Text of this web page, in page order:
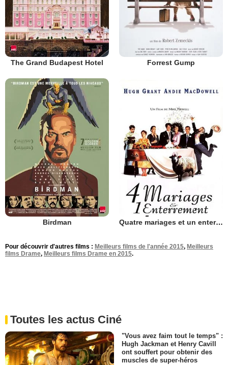
The Grand Budapest Hotel Forrest Gump
Birdman Quatre mariages et un enterrement
Pour découvrir d'autres films : Meilleurs films de l'année 2015, Meilleurs
films Drame, Meilleurs films Drame en 2015.
Toutes les actus Ciné
"Vous avez faim tout le temps" :
Hugh Jackman et Henry Cavill
ont souffert pour obtenir des
muscles de super-héros